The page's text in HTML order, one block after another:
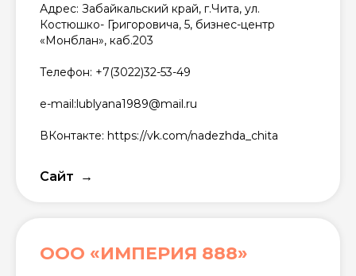
Адрес: Забайкальский край, г.Чита, ул.
Костюшко- Григоровича, 5, бизнес-центр
«Монблан», каб.203
Телефон: +7(3022)32-53-49
e-mail:lublyana1989@mail.ru
ВКонтакте: https://vk.com/nadezhda_chita
Сайт
ООО «ИМПЕРИЯ 888»